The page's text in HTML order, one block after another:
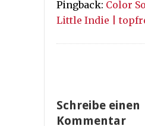
Pingback: Color
Little Indie |
Schreibe einen
Kommentar